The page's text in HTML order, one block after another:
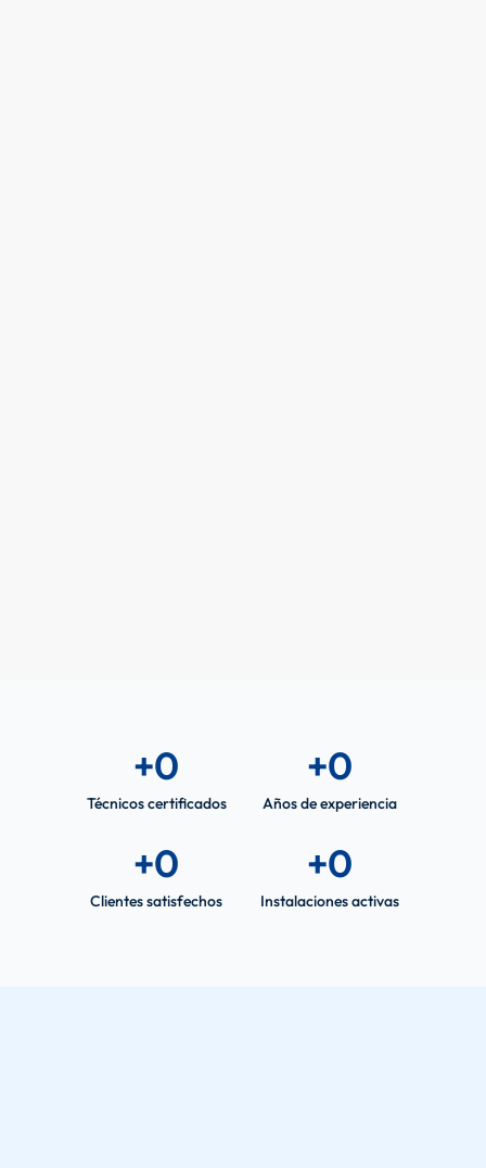
Técnicos certificados
+0
Años de experiencia
+0
Clientes satisfechos
+0
Instalaciones activas
+0